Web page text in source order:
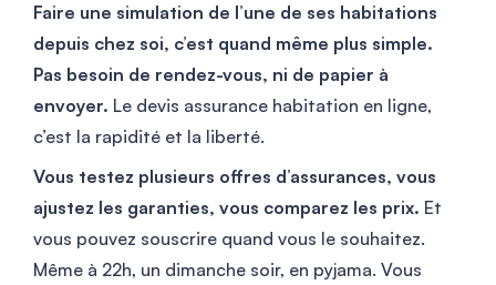
Faire une simulation de l’une de ses habitations
depuis chez soi, c’est quand même plus simple.
Pas besoin de rendez-vous, ni de papier à
envoyer. Le devis assurance habitation en ligne,
c’est la rapidité et la liberté.
Vous testez plusieurs offres d’assurances, vous
ajustez les garanties, vous comparez les prix. Et
vous pouvez souscrire quand vous le souhaitez.
Même à 22h, un dimanche soir, en pyjama. Vous